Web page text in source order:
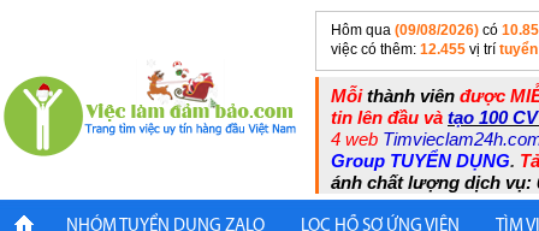
Hôm qua (09/08/2026) có
việc có thêm: 12.455 vị trí
Mỗithành viên được
tin lên đầu và tạo 100
4 web
Group TUYỂN DỤNG.
ánh chất lượng dịch vụ:
NHÓM TUYỂN DỤNG ZALO LỌC HỒ SƠ ỨNG VIÊN TÌM